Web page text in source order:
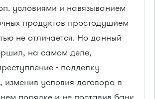
условиями и навязыванием
продуктов простодушием
не отличается. Но данный
на самом деле,
- подделку
изменив условия договора в